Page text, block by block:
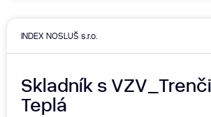
INDEX NOSLUŠ s.r.o.
Skladník s
Teplá